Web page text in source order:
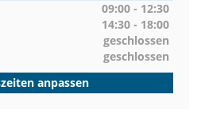
09:00 - 12:30
14:30 - 18:00
geschlossen
geschlossen
anpassen